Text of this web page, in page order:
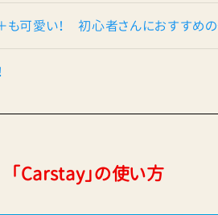
可愛い！ 初心者さんにおすすめ
Carstay」の使い方